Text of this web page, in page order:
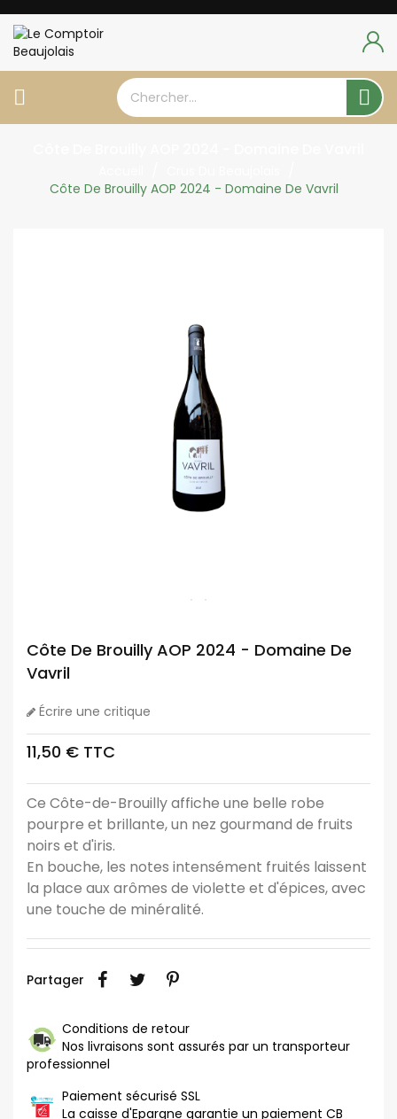
 
Côte De Brouilly AOP 2024 - Domaine De Vavril
Côte De Brouilly AOP 2024 - Domaine De
Vavril
Écrire une critique
11,50 € TTC
Ce Côte-de-Brouilly affiche une belle robe
pourpre et brillante, un nez gourmand de fruits
noirs et d'iris.
En bouche, les notes intensément fruités laissent
la place aux arômes de violette et d'épices, avec
une touche de minéralité.
Partager
Conditions de retour
Nos livraisons sont assurés par un transporteur
professionnel
Paiement sécurisé SSL
La caisse d'Epargne garantie un paiement CB